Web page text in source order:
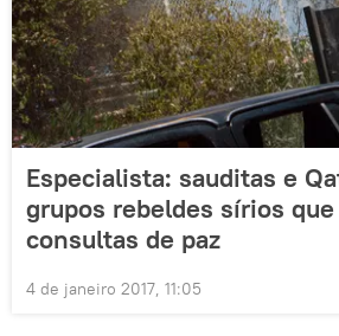
Especialista: sauditas e
grupos rebeldes sírios
consultas de paz
4 de janeiro 2017, 11:05